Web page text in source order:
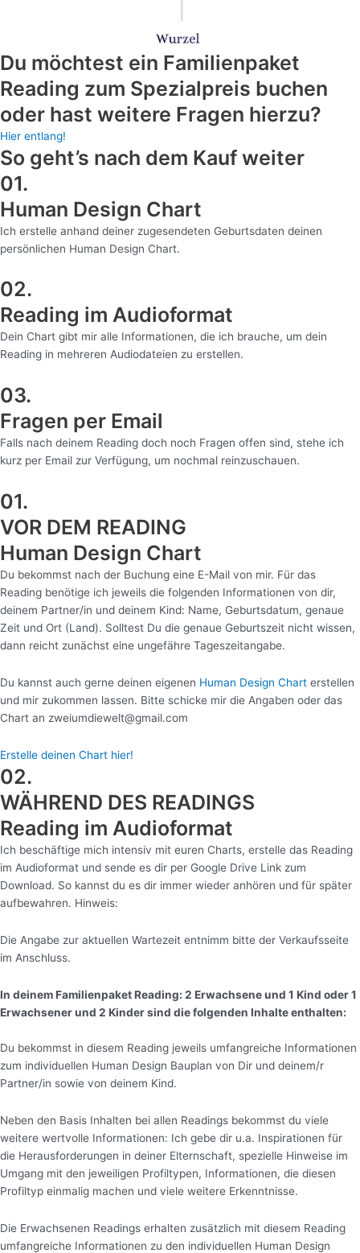
Du möchtest ein Familienpaket
Reading zum Spezialpreis buchen
oder hast weitere Fragen hierzu?
Hier entlang!
So geht’s nach dem Kauf weiter
01.
Human Design Chart
Ich erstelle anhand deiner zugesendeten Geburtsdaten deinen
persönlichen Human Design Chart.
02.
Reading im Audioformat
Dein Chart gibt mir alle Informationen, die ich brauche, um dein
Reading in mehreren Audiodateien zu erstellen.
03.
Fragen per Email
Falls nach deinem Reading doch noch Fragen offen sind, stehe ich
kurz per Email zur Verfügung, um nochmal reinzuschauen.
01.
VOR DEM READING
Human Design Chart
Du bekommst nach der Buchung eine E-Mail von mir. Für das
Reading benötige ich jeweils die folgenden Informationen von dir,
deinem Partner/in und deinem Kind: Name, Geburtsdatum, genaue
Zeit und Ort (Land). Solltest Du die genaue Geburtszeit nicht wissen,
dann reicht zunächst eine ungefähre Tageszeitangabe.
Du kannst auch gerne deinen eigenen Human Design Chart erstellen
und mir zukommen lassen. Bitte schicke mir die Angaben oder das
Chart an zweiumdiewelt@gmail.com
Erstelle deinen Chart hier!
02.
WÄHREND DES READINGS
Reading im Audioformat
Ich beschäftige mich intensiv mit euren Charts, erstelle das Reading
im Audioformat und sende es dir per Google Drive Link zum
Download. So kannst du es dir immer wieder anhören und für später
aufbewahren. Hinweis:
Die Angabe zur aktuellen Wartezeit entnimm bitte der Verkaufsseite
im Anschluss.
In deinem Familienpaket Reading: 2 Erwachsene und 1 Kind oder 1
Erwachsener und 2 Kinder sind die folgenden Inhalte enthalten:
Du bekommst in diesem Reading jeweils umfangreiche Informationen
zum individuellen Human Design Bauplan von Dir und deinem/r
Partner/in sowie von deinem Kind.
Neben den Basis Inhalten bei allen Readings bekommst du viele
weitere wertvolle Informationen: Ich gebe dir u.a. Inspirationen für
die Herausforderungen in deiner Elternschaft, spezielle Hinweise im
Umgang mit den jeweiligen Profiltypen, Informationen, die diesen
Profiltyp einmalig machen und viele weitere Erkenntnisse.
Die Erwachsenen Readings erhalten zusätzlich mit diesem Reading
umfangreiche Informationen zu den individuellen Human Design